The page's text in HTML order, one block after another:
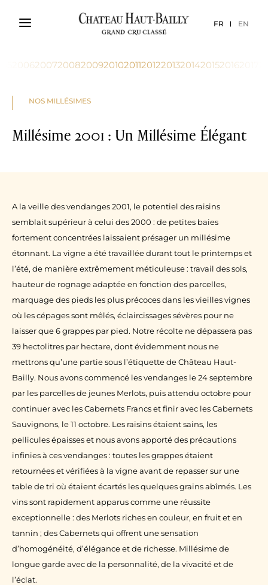
FR EN
200620072008200920102011201220132014201520162017
NOS MILLÉSIMES
Millésime 2001 : Un Millésime Élégant
A la veille des vendanges 2001, le potentiel des raisins
semblait supérieur à celui des 2000 : de petites baies
fortement concentrées laissaient présager un millésime
étonnant. La vigne a été travaillée durant tout le printemps et
l’été, de manière extrêmement méticuleuse : travail des sols,
hauteur de rognage adaptée en fonction des parcelles,
marquage des pieds les plus précoces dans les vieilles vignes
où les cépages sont mêlés, éclaircissages sévères pour ne
laisser que 6 grappes par pied. Notre récolte ne dépassera pas
39 hectolitres par hectare, dont évidemment nous ne
mettrons qu’une partie sous l’étiquette de Château Haut-
Bailly. Nous avons commencé les vendanges le 24 septembre
par les parcelles de jeunes Merlots, puis attendu octobre pour
continuer avec les Cabernets Francs et finir avec les Cabernets
Sauvignons, le 11 octobre. Les raisins étaient sains, les
pellicules épaisses et nous avons apporté des précautions
infinies à ces vendanges : toutes les grappes étaient
retournées et vérifiées à la vigne avant de repasser sur une
table de tri où étaient écartés les quelques grains abîmés. Les
vins sont rapidement apparus comme une réussite
exceptionnelle : des Merlots riches en couleur, en fruit et en
tannin ; des Cabernets qui offrent une sensation
d’homogénéité, d’élégance et de richesse. Millésime de
longue garde avec de la personnalité, de la vivacité et de
l’éclat.